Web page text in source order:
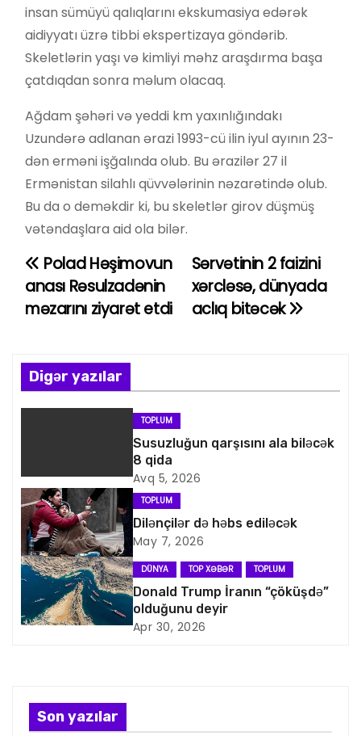
insan sümüyü qalıqlarını ekskumasiya edərək
aidiyyatı üzrə tibbi ekspertizaya göndərib.
Skeletlərin yaşı və kimliyi məhz araşdırma başa
çatdıqdan sonra məlum olacaq.
Ağdam şəhəri və yeddi km yaxınlığındakı
Uzundərə adlanan ərazi 1993-cü ilin iyul ayının 23-
dən erməni işğalında olub. Bu ərazilər 27 il
Ermənistan silahlı qüvvələrinin nəzarətində olub.
Bu da o deməkdir ki, bu skeletlər girov düşmüş
vətəndaşlara aid ola bilər.
Y
a
ı
n
v
i
q
a
s
a
Sərvətinin 2 faizini
xərcləsə, dünyada
aclıq bitəcək
Polad Həşimovun
anası Rəsulzadənin
məzarını ziyarət etdi
Digər yazılar
TOPLUM
Susuzluğun qarşısını ala biləcək
8 qida
Avq 5, 2026
TOPLUM
Dilənçilər də həbs ediləcək
May 7, 2026
DÜNYA TOP XƏBƏR TOPLUM
Donald Trump İranın “çöküşdə”
olduğunu deyir
Apr 30, 2026
Son yazılar